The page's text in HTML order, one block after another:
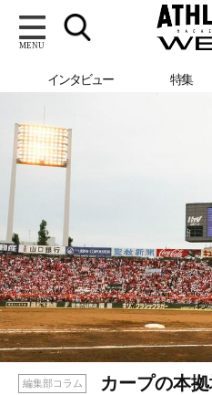
MENU
インタビュー 特集
編集部コラム
カープの本